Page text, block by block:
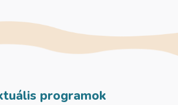
programok